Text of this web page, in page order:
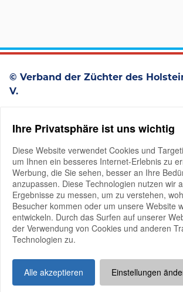
© Verband der Züchter des
V.
D-25336 Elmshorn
+49 4121 4979-0
Mitglieder-
Impressum Datenschutz
Ihre Privatsphäre ist uns wichtig
Diese Website verwendet Cookies und
um Ihnen ein besseres Internet-Erlebnis zu
Werbung, die Sie sehen, besser an Ihre
anzupassen. Diese Technologien nutzen wir
Ergebnisse zu messen, um zu verstehen,
Besucher kommen oder um unsere Website
entwickeln. Durch das Surfen auf unserer
der Verwendung von Cookies und anderen
Technologien zu.
Alle akzeptieren Einstellungen